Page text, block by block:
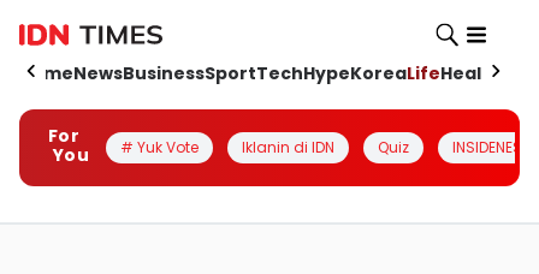
HomeNewsBusinessSportTechHypeKoreaLifeHealth
For
You
# Yuk Vote Iklanin di IDN Quiz INSIDENESIA